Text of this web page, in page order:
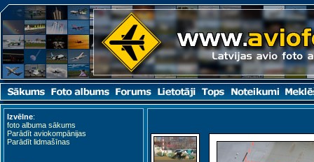
Izvēlne:
foto albuma sākums
Parādīt aviokompānijas
Parādīt lidmašīnas